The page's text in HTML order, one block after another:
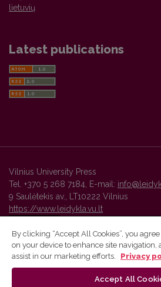
lietuvių
Latest publications
Vilnius University Press
Tel. +370 5 268 7184, E-mail:
9 Saulėtekis av., LT10222 Vilnius
https://www.leidykla.vu.lt
Vilnius University Press platform and
By clicking “Accept All Cookies”, you
on your device to enhance site navigation,
assist in our marketing efforts.
Privacy
Accept All